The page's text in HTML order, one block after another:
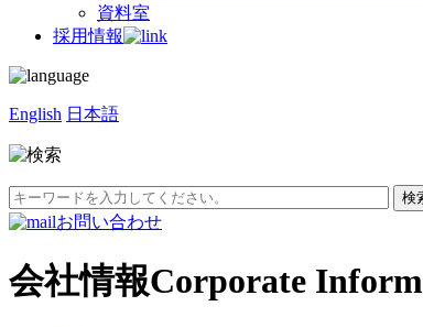
資料室
採用情報
English 日本語
お問い合わせ
会社情報Corporate